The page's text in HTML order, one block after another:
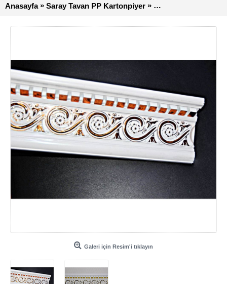
Anasayfa » Saray Tavan PP Kartonpiyer » Osmanli Saray
Galeri için Resim'i tıklayın